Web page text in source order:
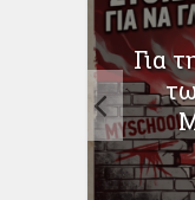
Για